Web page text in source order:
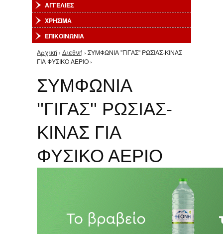
ΑΓΓΕΛΙΕΣ
ΧΡΗΣΙΜΑ
ΕΠΙΚΟΙΝΩΝΙΑ
Είστε εδώ
Αρχική › Διεθνή › ΣΥΜΦΩΝΙΑ ''ΓΙΓΑΣ'' ΡΩΣΙΑΣ-ΚΙΝΑΣ
ΓΙΑ ΦΥΣΙΚΟ ΑΕΡΙΟ ›
ΣΥΜΦΩΝΙΑ
''ΓΙΓΑΣ'' ΡΩΣΙΑΣ-
ΚΙΝΑΣ ΓΙΑ
ΦΥΣΙΚΟ ΑΕΡΙΟ